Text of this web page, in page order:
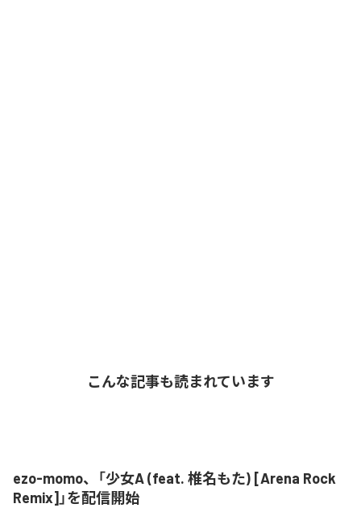
こんな記事も読まれています
ezo-momo、「少女A (feat. 椎名もた) [Arena Rock
Remix]」を配信開始